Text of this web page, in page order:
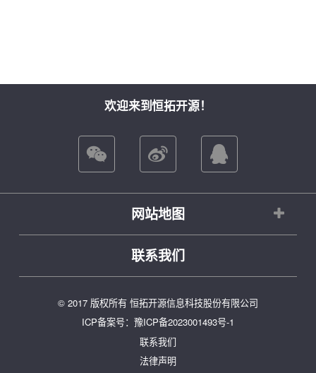
欢迎来到恒拓开源！
网站地图
联系我们
© 2017 版权所有 恒拓开源信息科技股份有限公司
ICP备案号：豫ICP备2023001493号-1
联系我们
法律声明